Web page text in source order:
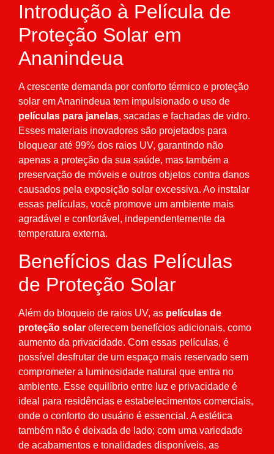
Introdução à Película de
Proteção Solar em
Ananindeua
A crescente demanda por conforto térmico e proteção
solar em Ananindeua tem impulsionado o uso de
películas para janelas, sacadas e fachadas de vidro.
Esses materiais inovadores são projetados para
bloquear até 99% dos raios UV, garantindo não
apenas a proteção da sua saúde, mas também a
preservação de móveis e outros objetos contra danos
causados pela exposição solar excessiva. Ao instalar
essas películas, você promove um ambiente mais
agradável e confortável, independentemente da
temperatura externa.
Benefícios das Películas
de Proteção Solar
Além do bloqueio de raios UV, as películas de
proteção solar oferecem benefícios adicionais, como
aumento da privacidade. Com essas películas, é
possível desfrutar de um espaço mais reservado sem
comprometer a luminosidade natural que entra no
ambiente. Esse equilíbrio entre luz e privacidade é
ideal para residências e estabelecimentos comerciais,
onde o conforto do usuário é essencial. A estética
também não é deixada de lado; com uma variedade
de acabamentos e tonalidades disponíveis, as